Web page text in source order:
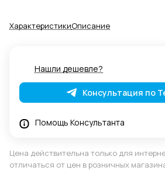
ХарактеристикиОписание
Нашли дешевле?
Консультация по
Помощь Консультанта
Цена действительна только для
отличаться от цен в розничных